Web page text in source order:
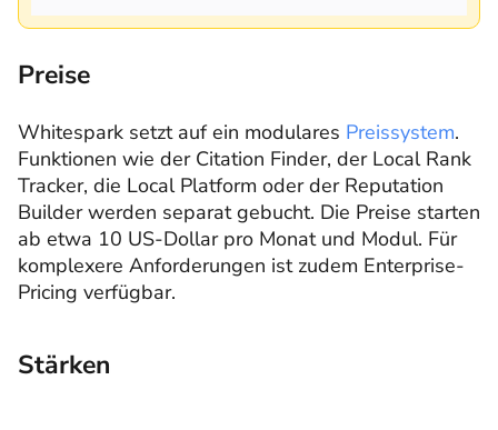
Preise
Whitespark setzt auf ein modulares Preissystem.
Funktionen wie der Citation Finder, der Local Rank
Tracker, die Local Platform oder der Reputation
Builder werden separat gebucht. Die Preise starten
ab etwa 10 US-Dollar pro Monat und Modul. Für
komplexere Anforderungen ist zudem Enterprise-
Pricing verfügbar.
Stärken